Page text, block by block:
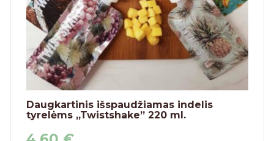
Daugkartinis išspaudžiamas indelis
tyrelėms „Twistshake” 220 ml.